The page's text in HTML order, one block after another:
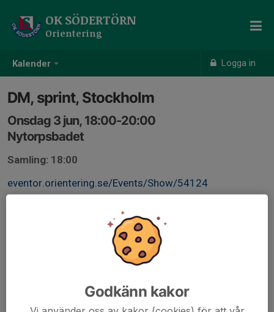
Kalender Logga in
OK SÖDERTÖRN
Orientering
DM, sprint, Stockholm
Onsdag 3 jun, 18:00-20:00
Nytorpsbadet
Samling: 18:00
eventor.orientering.se/Events/Show/54124
Godkänn kakor